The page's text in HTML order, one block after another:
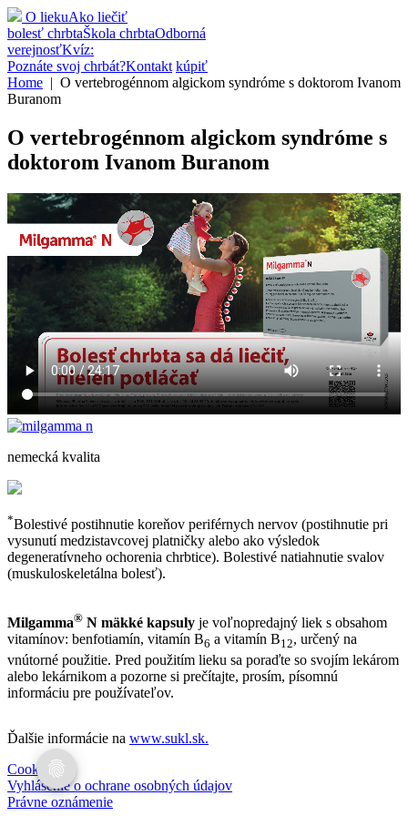
O liekuAko liečiť
bolesť chrbtaŠkola chrbtaOdborná
verejnosťKvíz:
Poznáte svoj chrbát?Kontakt kúpiť
Home | O vertebrogénnom algickom syndróme s doktorom Ivanom
Buranom
O vertebrogénnom algickom syndróme s
doktorom Ivanom Buranom
nemecká kvalita
*Bolestivé postihnutie koreňov periférnych nervov (postihnutie pri
vysunutí medzistavcovej platničky alebo ako výsledok
degeneratívneho ochorenia chrbtice). Bolestivé natiahnutie svalov
(muskuloskeletálna bolesť).
Milgamma® N mäkké kapsuly je voľnopredajný liek s obsahom
vitamínov: benfotiamín, vitamín B6 a vitamín B12, určený na
vnútorné použitie. Pred použitím lieku sa poraďte so svojím lekárom
alebo lekárnikom a pozorne si prečítajte, prosím, písomnú
informáciu pre používateľov.
Ďalšie informácie na www.sukl.sk.
Cookies
Vyhlásenie o ochrane osobných údajov
Právne oznámenie